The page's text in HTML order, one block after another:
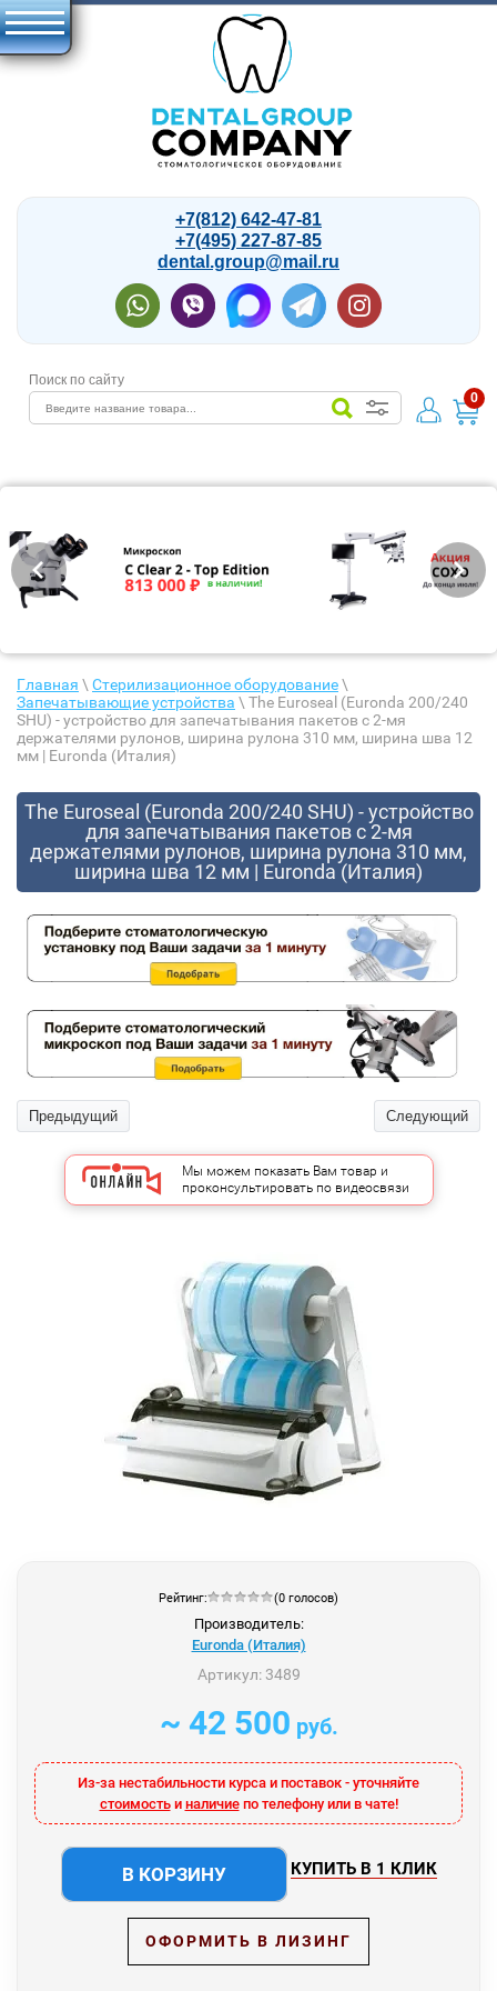
+7(812) 642-47-81
+7(495) 227-87-85
dental.group@mail.ru
Поиск по сайту
0
Главная \ Стерилизационное оборудование\
Запечатывающие устройства \ The Euroseal (Euronda 200/240
SHU) - устройство для запечатывания пакетов с 2-мя
держателями рулонов, ширина рулона 310 мм, ширина шва 12
мм | Euronda (Италия)
The Euroseal (Euronda 200/240 SHU) - устройство
для запечатывания пакетов с 2-мя
держателями рулонов, ширина рулона 310 мм,
ширина шва 12 мм | Euronda (Италия)
Предыдущий Следующий
Мы можем показать Вам товар и
проконсультировать по видеосвязи
Рейтинг: (0 голосов)
Производитель:
Euronda (Италия)
Артикул:3489
~ 42 500 руб.
Из-за нестабильности курса и поставок - уточняйте
стоимостьи наличиепо телефону или в чате!
В КОРЗИНУ КУПИТЬ В 1 КЛИК
ОФОРМИТЬ В ЛИЗИНГ